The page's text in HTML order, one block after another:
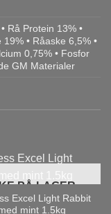
Rå Protein 13% •
• Råaske 6,5% •
0,75% • Fosfor
GM Materialer
PÅ LAGER
Excel Light Rabbit
mint 1.5kg